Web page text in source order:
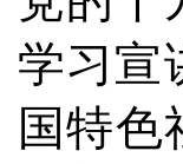
学习宣
国特色